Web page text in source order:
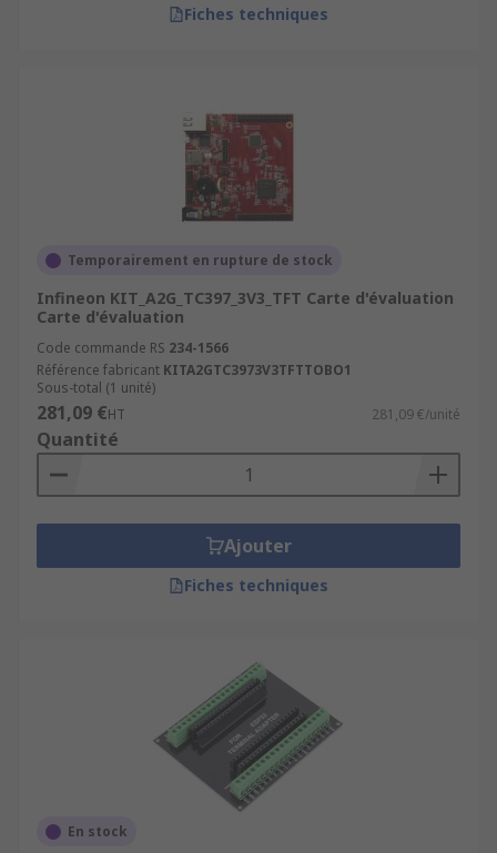
Fiches techniques
Temporairement en rupture de stock
Infineon KIT_A2G_TC397_3V3_TFT Carte d'évaluation
Carte d'évaluation
Code commande RS 234-1566
Référence fabricant KITA2GTC3973V3TFTTOBO1
Sous-total (1 unité)
281,09 €HT 281,09 €/unité
Quantité
Ajouter
Fiches techniques
En stock